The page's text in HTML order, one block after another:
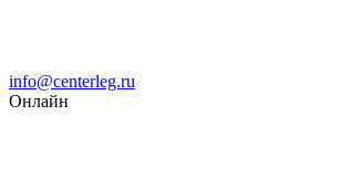
Email
info@centerleg.ru
Онлайн